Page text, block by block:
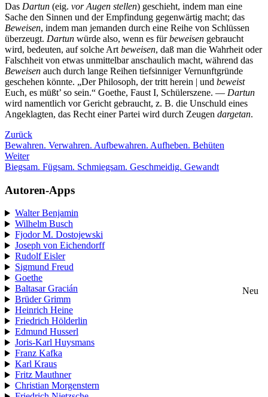
Das Dartun (eig. vor Augen stellen) geschieht, indem man eine
Sache den Sinnen und der Empfindung gegenwärtig macht; das
Beweisen, indem man jemanden durch eine Reihe von Schlüssen
überzeugt. Dartun würde also, wenn es fürbeweisen gebraucht
wird, bedeuten, auf solche Art beweisen, daß man die Wahrheit oder
Falschheit von etwas unmittelbar anschaulich macht, während das
Beweisen auch durch lange Reihen tiefsinniger Vernunftgründe
geschehen könnte. „Der Philosoph, der tritt herein | und beweist
Euch, es müßt’ so sein.“ Goethe, Faust I, Schülerszene. — Dartun
wird namentlich vor Gericht gebraucht, z. B. die Unschuld eines
Angeklagten, das Recht einer Partei wird durch Zeugen dargetan.
Zurück
Bewahren. Verwahren. Aufbewahren. Aufheben. Behüten
Weiter
Biegsam. Fügsam. Schmiegsam. Geschmeidig. Gewandt
Autoren-Apps
Walter Benjamin
Wilhelm Busch
Fjodor M. Dostojewski
Joseph von Eichendorff
Rudolf Eisler
Sigmund Freud
Goethe
Baltasar Gracián
Neu
Brüder Grimm
Heinrich Heine
Friedrich Hölderlin
Edmund Husserl
Joris-Karl Huysmans
Franz Kafka
Karl Kraus
Fritz Mauthner
Christian Morgenstern